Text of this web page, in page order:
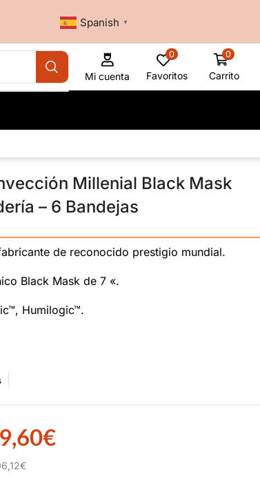
Spanish ▼
Mi cuenta
0
Favoritos
0
Carrito
Millenial Black Mask
– 6 Bandejas
de reconocido prestigio mundial.
Black Mask de 7 «.
Humilogic™.
€
€